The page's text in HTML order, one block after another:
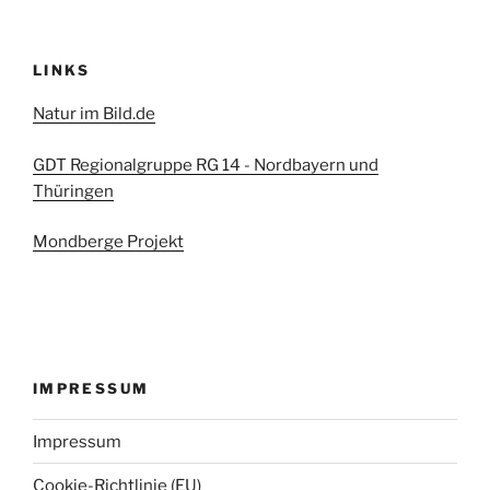
LINKS
Natur im Bild.de
GDT Regionalgruppe RG 14 - Nordbayern und
Thüringen
Mondberge Projekt
IMPRESSUM
Impressum
Cookie-Richtlinie (EU)